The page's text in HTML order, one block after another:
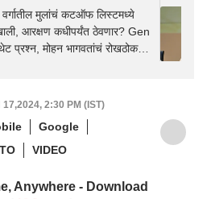
मुलांचं कटऑफ लिस्टमध्ये
आरक्षण कधीपर्यंत ठेवणार? Gen
प्रश्न, मोहन भागवतांचं रोखठोक
2:30 PM (IST)
Google
VIDEO
Anywhere - Download